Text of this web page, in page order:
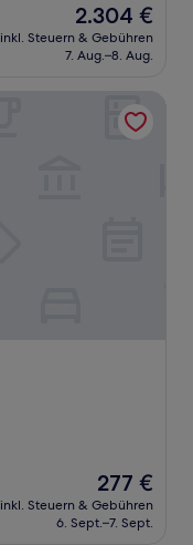
Der
Preis
beträgt
2.304 €
inkl. Steuern & Gebühren
7. Aug.–8. Aug.
Der
Preis
beträgt
277 €
inkl. Steuern & Gebühren
6. Sept.–7. Sept.